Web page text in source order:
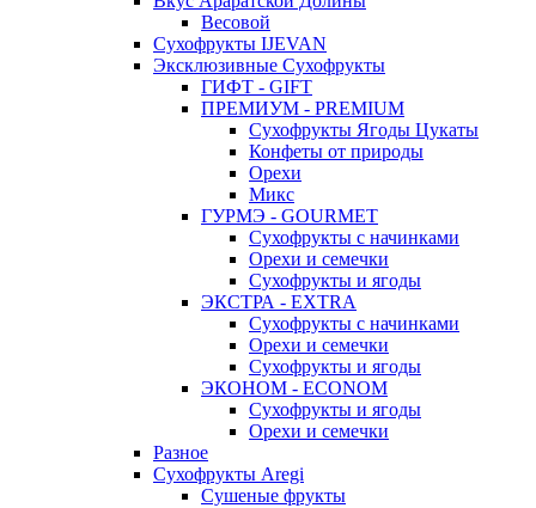
Весовой
Сухофрукты IJEVAN
Эксклюзивные Сухофрукты
ГИФТ - GIFT
ПРЕМИУМ - PREMIUM
Сухофрукты Ягоды Цукаты
Конфеты от природы
Орехи
Микс
ГУРМЭ - GOURMET
Сухофрукты с начинками
Орехи и семечки
Сухофрукты и ягоды
ЭКСТРА - EXTRA
Сухофрукты с начинками
Орехи и семечки
Сухофрукты и ягоды
ЭКОНОМ - ECONOM
Сухофрукты и ягоды
Орехи и семечки
Разное
Сухофрукты Aregi
Сушеные фрукты